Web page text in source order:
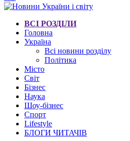
ВСІ РОЗДІЛИ
Головна
Україна
Всі новини розділу
Політика
Місто
Світ
Бізнес
Наука
Шоу-бізнес
Спорт
Lifestyle
БЛОГИ ЧИТАЧІВ